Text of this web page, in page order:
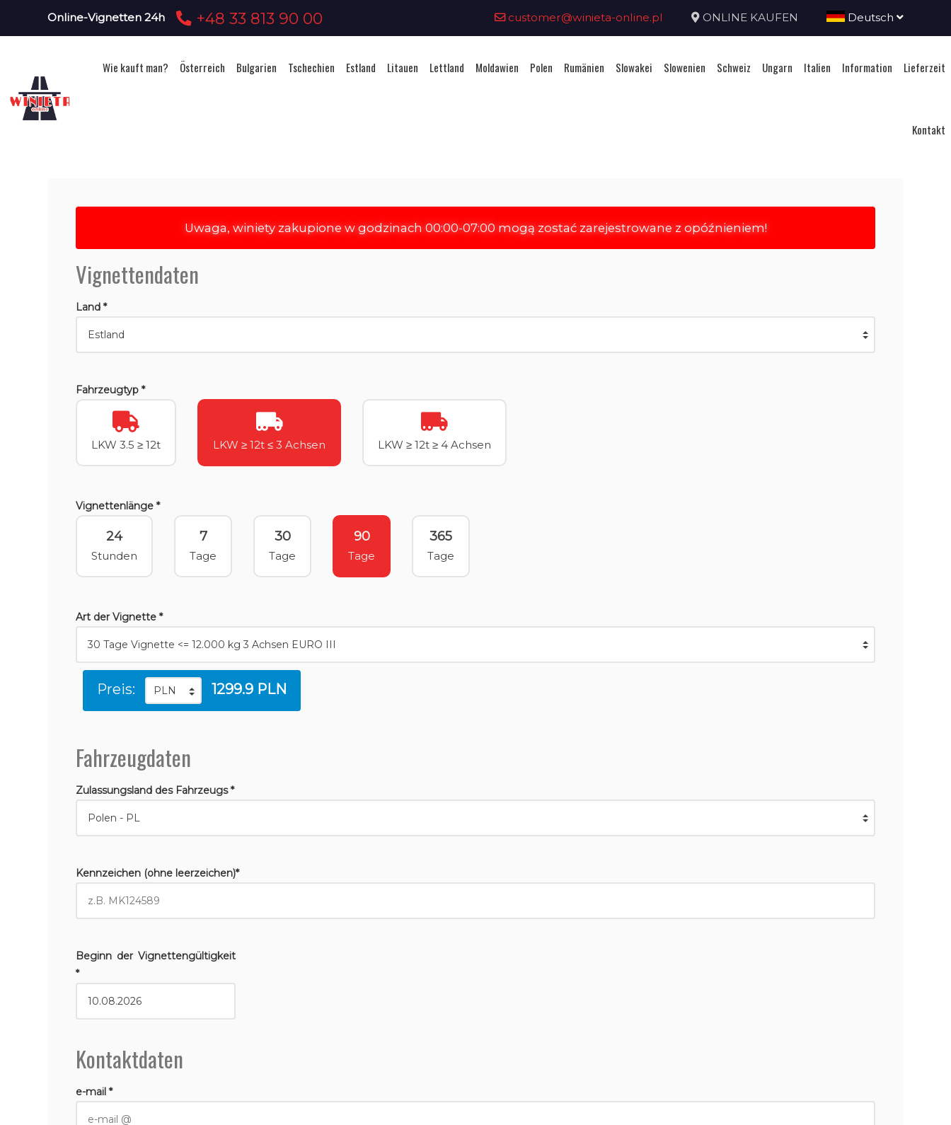
Online-Vignetten 24h +48 33 813 90 00 customer@winieta-online.pl ONLINE KAUFEN Deutsch
Wie kauft man? Österreich Bulgarien Tschechien Estland Litauen Lettland Moldawien Polen Rumänien Slowakei Slowenien Schweiz Ungarn Italien Information Lieferzeit
Kontakt
Uwaga, winiety zakupione w godzinach 00:00-07:00 mogą zostać zarejestrowane z opóźnieniem!
Vignettendaten
Land *
Fahrzeugtyp *
LKW 3.5 ≥ 12t LKW ≥ 12t ≤ 3 Achsen LKW ≥ 12t ≥ 4 Achsen
Vignettenlänge *
24
Stunden
7
Tage
30
Tage
90
Tage
365
Tage
Art der Vignette *
Preis: 1299.9 PLN
Fahrzeugdaten
Zulassungsland des Fahrzeugs *
Kennzeichen (ohne leerzeichen)*
Beginn der Vignettengültigkeit
*
Kontaktdaten
e-mail *